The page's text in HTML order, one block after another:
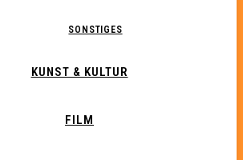
SONSTIGES
KUNST & KULTUR
FILM